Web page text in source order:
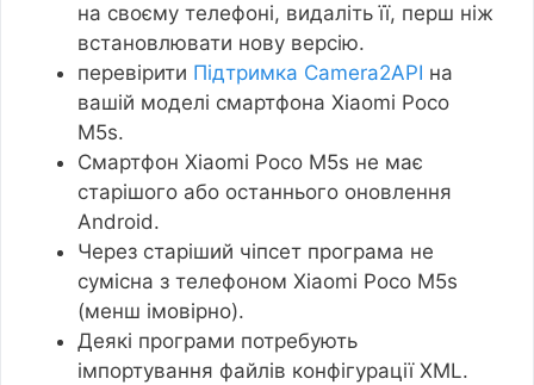
на своєму телефоні, видаліть її, перш ніж
встановлювати нову версію.
перевірити Підтримка Camera2API на
вашій моделі смартфона Xiaomi Poco
M5s.
Смартфон Xiaomi Poco M5s не має
старішого або останнього оновлення
Android.
Через старіший чіпсет програма не
сумісна з телефоном Xiaomi Poco M5s
(менш імовірно).
Деякі програми потребують
імпортування файлів конфігурації XML.